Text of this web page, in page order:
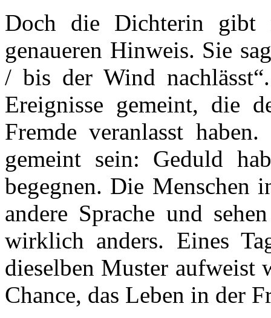
Doch die Dichterin gibt
genaueren Hinweis. Sie
/ bis der Wind
Ereignisse gemeint, die
Fremde veranlasst
gemeint sein: Geduld
begegnen. Die Menschen
andere Sprache und
wirklich anders. Eines
dieselben Muster aufweist
Chance, das Leben in der